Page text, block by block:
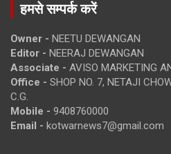
हमसे सम्पर्क करें
Owner - NEETU DEWANGAN
Editor - NEERAJ DEWANGAN
Associate - AVISO MARKETING
Office - SHOP NO. 7, NETAJI
C.G.
Mobile - 9408760000
Email - kotwarnews7@gmail.com